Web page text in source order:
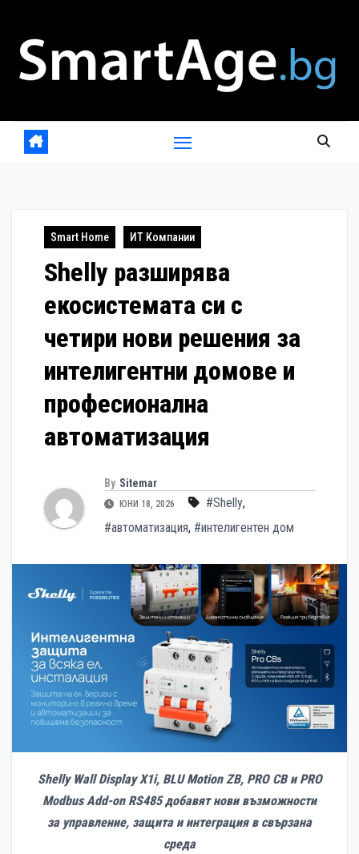
content
Smart Home ИТ Компании
Shelly разширява
екосистемата си с
четири нови решения за
интелигентни домове и
професионална
автоматизация
By Sitemar
ЮНИ 18, 2026 #Shelly,
#автоматизация, #интелигентен дом
Shelly Wall Display X1i, BLU Motion ZB, PRO CB и PRO
Modbus Add-on RS485 добавят нови възможности
за управление, защита и интеграция в свързана
среда